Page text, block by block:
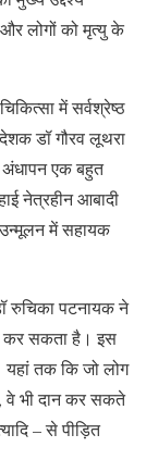
लोगों को मृत्यु के
में सर्वश्रेष्ठ
डॉ गौरव लूथरा
अंधापन एक बहुत
नेत्रहीन आबादी
में सहायक
रुचिका पटनायक ने
कर सकता है। इस
तक कि जो लोग
वे भी दान कर सकते
– से पीड़ित